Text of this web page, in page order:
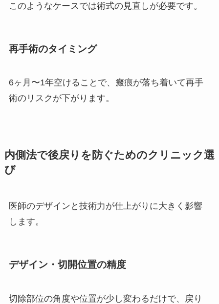
このようなケースでは術式の見直しが必要です。
再手術のタイミング
6ヶ月〜1年空けることで、瘢痕が落ち着いて再手
術のリスクが下がります。
内側法で後戻りを防ぐためのクリニック選
び
医師のデザインと技術力が仕上がりに大きく影響
します。
デザイン・切開位置の精度
切除部位の角度や位置が少し変わるだけで、戻り